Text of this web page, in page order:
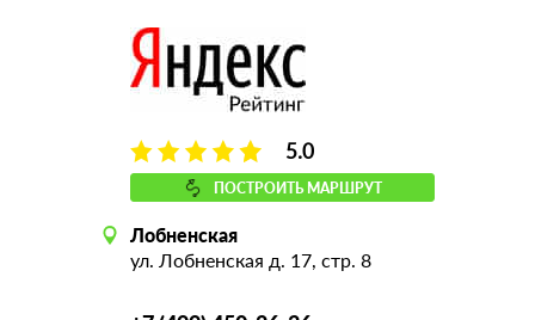
5.0
ПОСТРОИТЬ МАРШРУТ
Лобненская
ул. Лобненская д. 17, стр. 8